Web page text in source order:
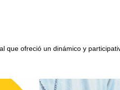
ofreció un dinámico y